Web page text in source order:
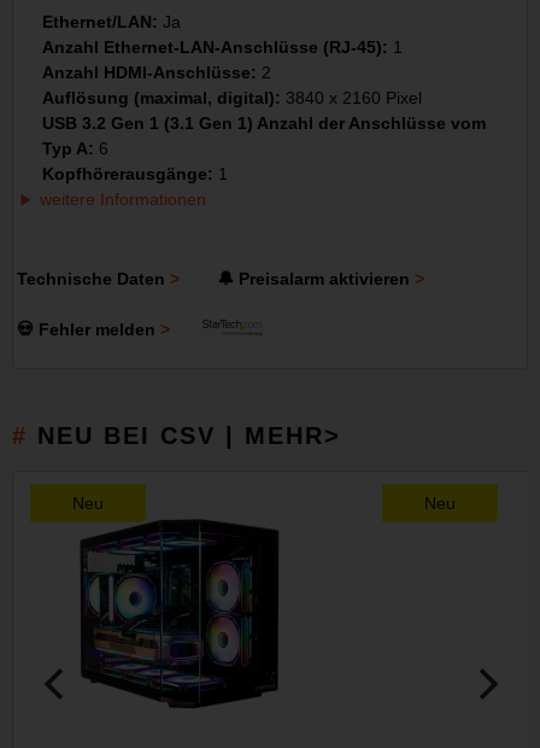
Ethernet/LAN: Ja
Anzahl Ethernet-LAN-Anschlüsse (RJ-45): 1
Anzahl HDMI-Anschlüsse: 2
Auflösung (maximal, digital): 3840 x 2160 Pixel
USB 3.2 Gen 1 (3.1 Gen 1) Anzahl der Anschlüsse vom
Typ A: 6
Kopfhörerausgänge: 1
weitere Informationen
Technische Daten 🔔 Preisalarm aktivieren
💀 Fehler melden
NEU BEI CSV | MEHR>
Neu Neu